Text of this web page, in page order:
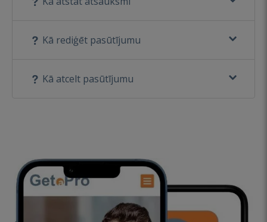
Kā rediģēt pasūtījumu
Kā atcelt pasūtījumu